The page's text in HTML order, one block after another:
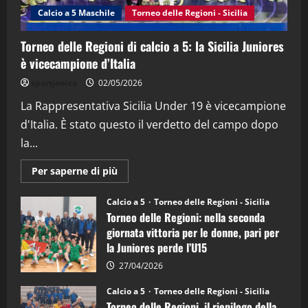
4
(Martedi 14 Aprile 2026)
15/04/2026
"SportEmpire" in Podcast
“SportEmpire” in Podcast: 26^ Puntata
08/04/2026
Calcio a 5 Maschile Torneo delle Regioni - Sicilia
Torneo delle Regioni di calcio a 5: la Sicilia Juniores
è vicecampione d’Italia
02/05/2026
La Rappresentativa Sicilia Under 19 è vicecampione
d'Italia. È stato questo il verdetto del campo dopo
la...
Per saperne di più
informazioni
Torneo
delle
Regioni
di
calcio
a
5:
la
Juniores
è
vicecampione
Calcio a 5 Torneo delle Regioni - Sicilia
Torneo delle Regioni: nella seconda
giornata vittoria per le donne, pari per
la Juniores perde l’U15
27/04/2026
Calcio a 5 Torneo delle Regioni - Sicilia